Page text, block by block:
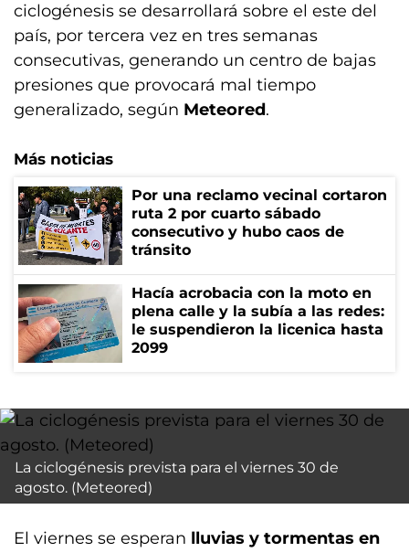
ciclogénesis se desarrollará sobre el este del
país, por tercera vez en tres semanas
consecutivas, generando un centro de bajas
presiones que provocará mal tiempo
generalizado, según Meteored.
Más noticias
Por una reclamo vecinal cortaron
ruta 2 por cuarto sábado
consecutivo y hubo caos de
tránsito
Hacía acrobacia con la moto en
plena calle y la subía a las redes:
le suspendieron la licenica hasta
2099
La ciclogénesis prevista para el viernes 30 de
agosto. (Meteored)
El viernes se esperan lluvias y tormentas en